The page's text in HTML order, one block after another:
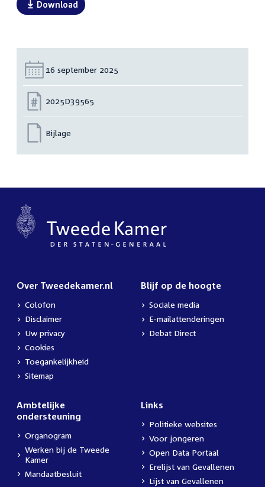
Download
Datum:
16 september 2025
Nummer:
2025D39565
Bijlage
Over Tweedekamer.nl
Colofon
Disclaimer
Uw privacy
Cookies
Toegankelijkheid
Sitemap
Blijf op de hoogte
Sociale media
E-mailattenderingen
Debat Direct
Ambtelijke
ondersteuning
Organogram
Werken bij de Tweede
Kamer
Mandaatbesluit
Links
Politieke websites
Voor jongeren
Open Data Portaal
Erelijst van Gevallenen
Lijst van Gevallenen